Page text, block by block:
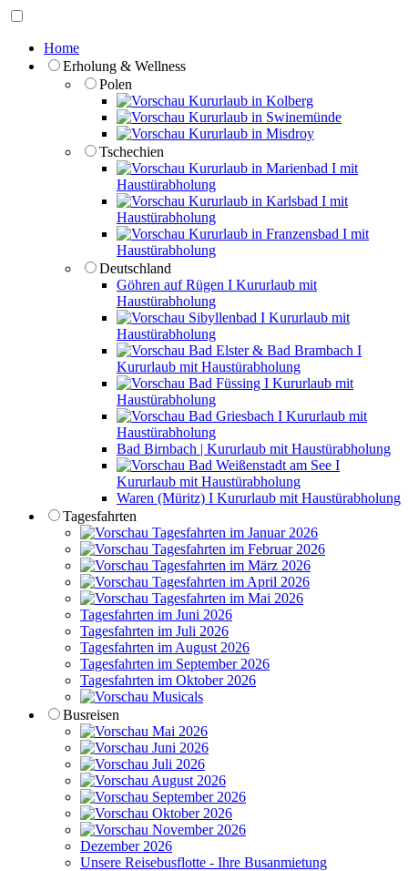
Home
Erholung & Wellness
Polen
Kururlaub in Kolberg
Kururlaub in Swinemünde
Kururlaub in Misdroy
Tschechien
Kururlaub in Marienbad I mit
Haustürabholung
Kururlaub in Karlsbad I mit
Haustürabholung
Kururlaub in Franzensbad I mit
Haustürabholung
Deutschland
Göhren auf Rügen I Kururlaub mit
Haustürabholung
Sibyllenbad I Kururlaub mit
Haustürabholung
Bad Elster & Bad Brambach I
Kururlaub mit Haustürabholung
Bad Füssing I Kururlaub mit
Haustürabholung
Bad Griesbach I Kururlaub mit
Haustürabholung
Bad Birnbach | Kururlaub mit Haustürabholung
Bad Weißenstadt am See I
Kururlaub mit Haustürabholung
Waren (Müritz) I Kururlaub mit Haustürabholung
Tagesfahrten
Tagesfahrten im Januar 2026
Tagesfahrten im Februar 2026
Tagesfahrten im März 2026
Tagesfahrten im April 2026
Tagesfahrten im Mai 2026
Tagesfahrten im Juni 2026
Tagesfahrten im Juli 2026
Tagesfahrten im August 2026
Tagesfahrten im September 2026
Tagesfahrten im Oktober 2026
Musicals
Busreisen
Mai 2026
Juni 2026
Juli 2026
August 2026
September 2026
Oktober 2026
November 2026
Dezember 2026
Unsere Reisebusflotte - Ihre Busanmietung